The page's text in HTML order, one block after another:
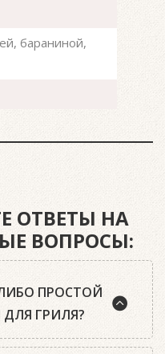
бараниной,
ОТВЕТЫ НА
ВОПРОСЫ:
ПРОСТОЙ
ГРИЛЯ?